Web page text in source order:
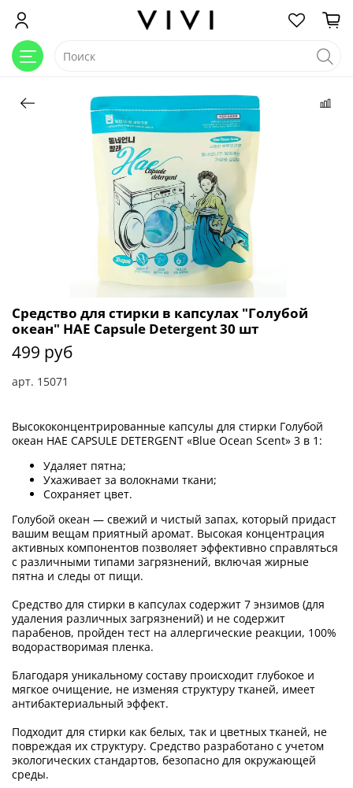
арт. 15071
Средство для стирки в капсулах "Голубой
океан" HAE Capsule Detergent 30 шт
499 руб
Высококонцентрированные капсулы для стирки Голубой
океан HAE CAPSULE DETERGENT «Blue Ocean Scent» 3 в 1:
Удаляет пятна;
Ухаживает за волокнами ткани;
Сохраняет цвет.
Голубой океан — свежий и чистый запах, который придаст
вашим вещам приятный аромат. Высокая концентрация
активных компонентов позволяет эффективно справляться
с различными типами загрязнений, включая жирные
пятна и следы от пищи.
Средство для стирки в капсулах содержит 7 энзимов (для
удаления различных загрязнений) и не содержит
парабенов, пройден тест на аллергические реакции, 100%
водорастворимая пленка.
Благодаря уникальному составу происходит глубокое и
мягкое очищение, не изменяя структуру тканей, имеет
антибактериальный эффект.
Подходит для стирки как белых, так и цветных тканей, не
повреждая их структуру. Средство разработано с учетом
экологических стандартов, безопасно для окружающей
среды.